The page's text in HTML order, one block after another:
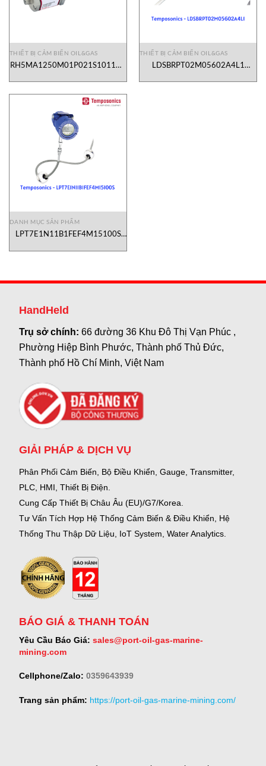
THIẾT BỊ CẢM BIẾN OIL&GAS
RH5MA1250M01P021S1011G6
Vietnam
THIẾT BỊ CẢM BIẾN OIL&GAS
LDSBRPT02M05602A4L1
DANH MỤC SẢN PHẨM
LPT7E1N11B1FEF4M15100S
HandHeld
Trụ sở chính:66 đường 36 Khu Đô Thị Vạn Phúc ,
Phường Hiệp Bình Phước, Thành phố Thủ Đức,
Thành phố Hồ Chí Minh, Việt Nam
GIẢI PHÁP & DỊCH VỤ
Phân Phối Cảm Biến, Bộ Điều Khiển, Gauge, Transmitter,
PLC, HMI, Thiết Bị Điện.
Cung Cấp Thiết Bị Châu Âu (EU)/G7/Korea.
Tư Vấn Tích Hợp Hệ Thống Cảm Biến & Điều Khiển, Hệ
Thống Thu Thập Dữ Liệu, IoT System, Water Analytics.
BÁO GIÁ & THANH TOÁN
Yêu Cầu Báo Giá: sales@port-oil-gas-marine-
mining.com
Cellphone/Zalo: 0359643939
Trang sản phẩm: https://port-oil-gas-marine-mining.com/